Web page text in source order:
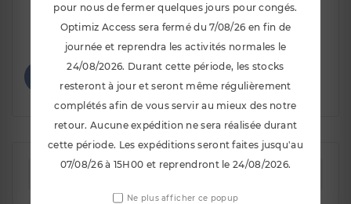
Notify Me When Available
pour nous de fermer quelques jours pour congés.
Optimiz Access sera fermé du 7/08/26 en fin de
journée et reprendra les activités normales le
24/08/2026. Durant cette période, les stocks
resteront à jour et seront même régulièrement
complétés afin de vous servir au mieux des notre
retour. Aucune expédition ne sera réalisée durant
cette période. Les expéditions seront faites jusqu'au
07/08/26 à 15H00 et reprendront le 24/08/2026.
Ne plus afficher ce popup